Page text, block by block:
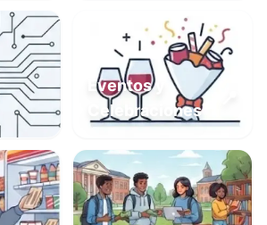
Eventos y
Celebraciones